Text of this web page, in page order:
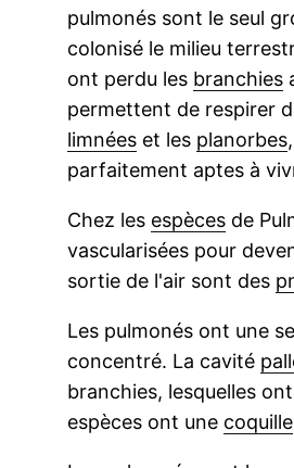
pulmonés sont le seul
colonisé le milieu
ont perdu les branchies
permettent de respirer
limnées et les planorbes
parfaitement aptes à
Chez les espèces de
vascularisées pour
sortie de l'air sont des
Les pulmonés ont une
concentré. La cavité
branchies, lesquelles
espèces ont une coquille